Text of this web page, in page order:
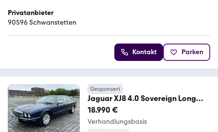
Privatanbieter
90596 Schwanstetten
Kontakt Parken
Gesponsert
Jaguar XJ8 4.0 Sovereign Long
wheelbase (LWB)
18.990 €
Verhandlungsbasis